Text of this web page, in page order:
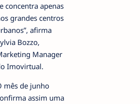
concentra apenas
grandes centros
afirma
Bozzo,
Manager
Imovirtual.
mês de junho
assim uma